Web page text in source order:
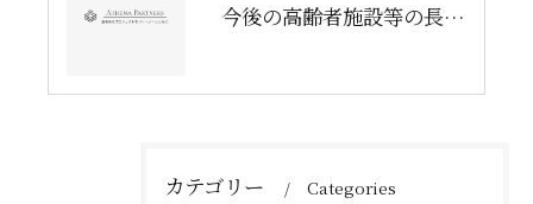
今後の高齢者施設等の長期一括借上（サブリース）契約のリスクヘッジ方法③
カテゴリー Categories